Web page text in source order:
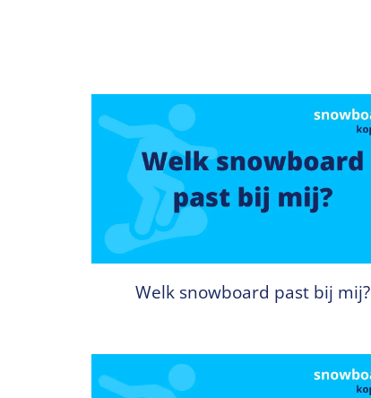
Welk snowboard past bij mij?